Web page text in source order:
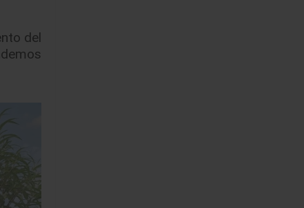
del